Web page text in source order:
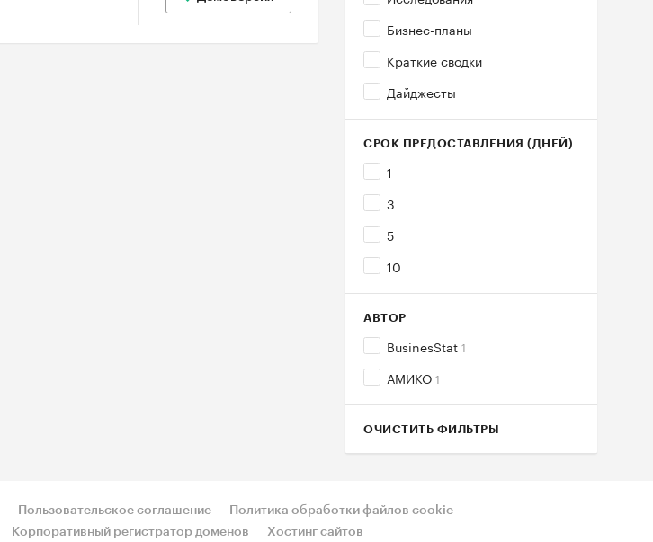
Бизнес-планы
Краткие сводки
Дайджесты
СРОК ПРЕДОСТАВЛЕНИЯ (ДНЕЙ)
1
3
5
10
АВТОР
BusinesStat 1
АМИКО 1
ОЧИСТИТЬ ФИЛЬТРЫ
Пользовательское соглашение
Политика обработки файлов cookie
Корпоративный регистратор доменов Хостинг сайтов